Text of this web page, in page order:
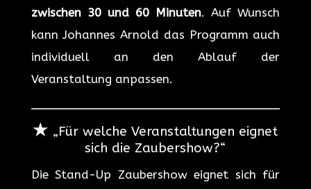
zwischen 30 und 60 Minuten. Auf Wunsch
kann Johannes Arnold das Programm auch
individuell an den Ablauf der
Veranstaltung anpassen.
★ „Für welche Veranstaltungen eignet
sich die Zaubershow?“
Die Stand-Up Zaubershow eignet sich für